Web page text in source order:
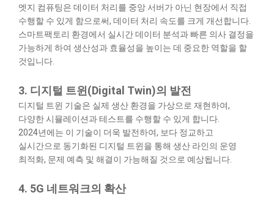
엣지 컴퓨팅은 데이터 처리를 중앙 서버가 아닌 현장에서 직접
수행할 수 있게 함으로써, 데이터 처리 속도를 크게 개선합니다.
스마트팩토리 환경에서 실시간 데이터 분석과 빠른 의사 결정을
가능하게 하여 생산성과 효율성을 높이는 데 중요한 역할을 할
것입니다.
3. 디지털 트윈(Digital Twin)의 발전
디지털 트윈 기술은 실제 생산 환경을 가상으로 재현하여,
다양한 시뮬레이션과 테스트를 수행할 수 있게 합니다.
2024년에는 이 기술이 더욱 발전하여, 보다 정교하고
실시간으로 동기화된 디지털 트윈을 통해 생산 라인의 운영
최적화, 문제 예측 및 해결이 가능해질 것으로 예상됩니다.
4. 5G 네트워크의 확산